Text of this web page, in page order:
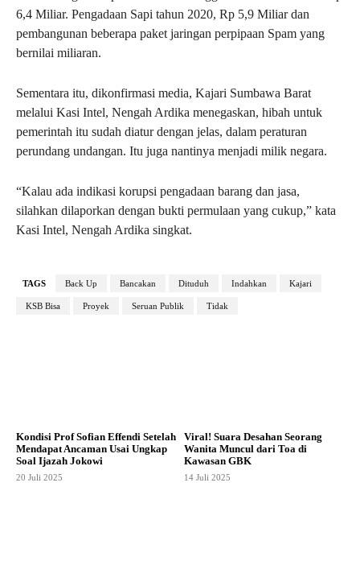
6,4 Miliar. Pengadaan Sapi tahun 2020, Rp 5,9 Miliar dan
pembangunan beberapa paket jaringan perpipaan Spam yang
bernilai miliaran.
Sementara itu, dikonfirmasi media, Kajari Sumbawa Barat
melalui Kasi Intel, Nengah Ardika menegaskan, hibah untuk
pemerintah itu sudah diatur dengan jelas, dalam peraturan
perundang undangan. Itu juga nantinya menjadi milik negara.
“Kalau ada indikasi korupsi pengadaan barang dan jasa,
silahkan dilaporkan dengan bukti permulaan yang cukup,” kata
Kasi Intel, Nengah Ardika singkat.
TAGS Back Up Bancakan Dituduh Indahkan Kajari
KSB Bisa Proyek Seruan Publik Tidak
Kondisi Prof Sofian Effendi Setelah
Mendapat Ancaman Usai Ungkap
Soal Ijazah Jokowi
20 Juli 2025
Viral! Suara Desahan Seorang
Wanita Muncul dari Toa di
Kawasan GBK
14 Juli 2025